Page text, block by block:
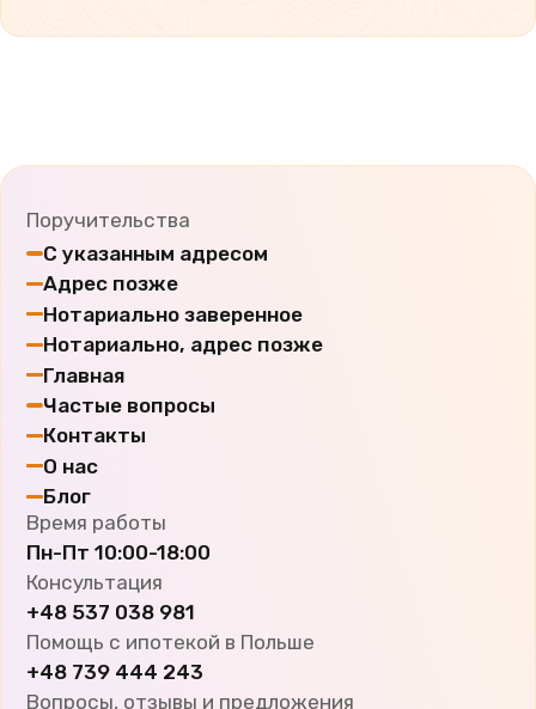
Поручительства
С указанным адресом
Адрес позже
Нотариально заверенное
Нотариально, адрес позже
Главная
Частые вопросы
Контакты
О нас
Блог
Время работы
Пн-Пт 10:00-18:00
Консультация
+48 537 038 981
Помощь с ипотекой в Польше
+48 739 444 243
Вопросы, отзывы и предложения